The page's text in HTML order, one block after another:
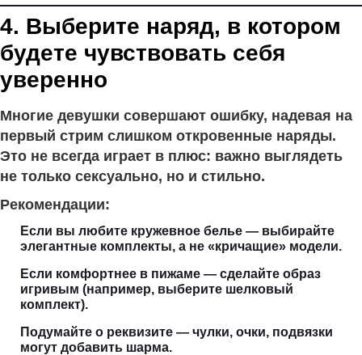
4. Выберите наряд, в котором
будете чувствовать себя
уверенно
Многие девушки совершают ошибку, надевая на
первый стрим слишком откровенные наряды.
Это не всегда играет в плюс: важно выглядеть
не только сексуально, но и стильно.
Рекомендации:
Если вы любите кружевное белье — выбирайте
элегантные комплекты, а не «кричащие» модели.
Если комфортнее в пижаме — сделайте образ
игривым (например, выберите шелковый
комплект).
Подумайте о реквизите — чулки, очки, подвязки
могут добавить шарма.